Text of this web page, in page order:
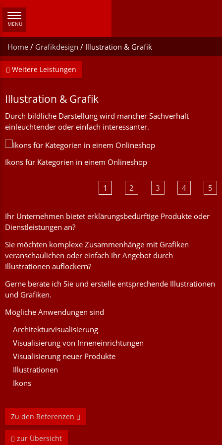
Navigation
ein/ausblenden
MENÜ
Home / Grafikdesign / Illustration & Grafik
Weitere Leistungen
Illustration & Grafik
Durch bildliche Darstellung wird mancher Sachverhalt
einleuchtender oder einfach interessanter.
Ikons für Kategorien in einem Onlineshop
1 2 3 4 5
Ihr Unternehmen bietet erklärungsbedürftige Produkte oder
Dienstleistungen an?
Sie möchten komplexe Zusammenhänge mit Grafiken
veranschaulichen oder einfach Ihr Angebot durch
Illustrationen auflockern?
Gerne berate ich Sie und erstelle entsprechende Illustrationen
und Grafiken.
Mögliche Anwendungen sind
Architekturvisualisierung
Visualisierung von Inneneinrichtungen
Visualisierung neuer Produkte
Illustrationen
Ikons
Zu den Referenzen
zur Übersicht